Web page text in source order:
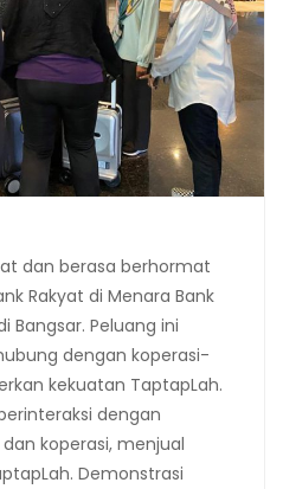
dan berasa berhormat
Rakyat di Menara Bank
Bangsar. Peluang ini
dengan koperasi-
kekuatan TaptapLah.
dengan
koperasi, menjual
Demonstrasi